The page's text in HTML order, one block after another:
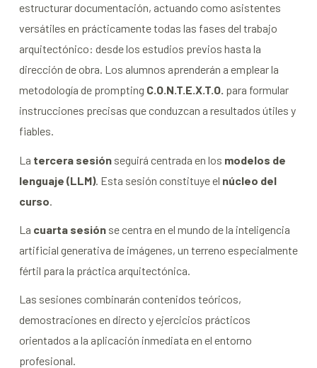
estructurar documentación, actuando como asistentes
versátiles en prácticamente todas las fases del trabajo
arquitectónico: desde los estudios previos hasta la
dirección de obra. Los alumnos aprenderán a emplear la
metodología de prompting C.O.N.T.E.X.T.O. para formular
instrucciones precisas que conduzcan a resultados útiles y
fiables.
La tercera sesiónseguirá centrada en los modelos de
lenguaje (LLM). Esta sesión constituye el núcleo del
curso
La cuarta sesiónse centra en el mundo de la inteligencia
artificial generativa de imágenes, un terreno especialmente
fértil para la práctica arquitectónica.
Las sesiones combinarán contenidos teóricos,
demostraciones en directo y ejercicios prácticos
orientados a la aplicación inmediata en el entorno
profesional.